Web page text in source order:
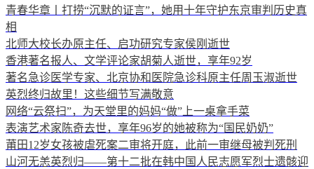
青春华章丨打捞“沉默的证言”，她用十年守护东京审判历史真
相
北师大校长办原主任、启功研究专家侯刚逝世
香港著名报人、文学评论家胡菊人逝世，享年92岁
著名急诊医学专家、北京协和医院急诊科原主任周玉淑逝世
英烈终归故里！这些细节写满敬意
网络“云祭扫”，为天堂里的妈妈“做”上一桌拿手菜
表演艺术家陈奇去世，享年96岁的她被称为“国民奶奶”
莆田12岁女孩被虐死案二审将开庭，此前一审继母被判死刑
山河无恙英烈归——第十二批在韩中国人民志愿军烈士遗骸迎